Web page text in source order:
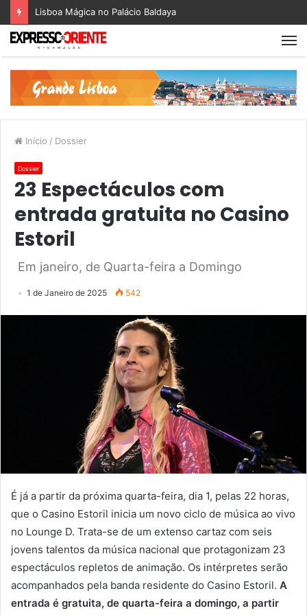
Lisboa Mágica no Palácio Baldaya
Início / Dossier
Dossier
23 Espectáculos com
entrada gratuita no Casino
Estoril
Em janeiro, de Quarta-feira a Domingo
1 de Janeiro de 2025 542
É já a partir da próxima quarta-feira, dia 1, pelas 22 horas,
que o Casino Estoril inicia um novo ciclo de música ao vivo
no Lounge D. Trata-se de um extenso cartaz com seis
jovens talentos da música nacional que protagonizam 23
espectáculos repletos de animação. Os intérpretes serão
acompanhados pela banda residente do Casino Estoril. A
entrada é gratuita, de quarta-feira a domingo, a partir